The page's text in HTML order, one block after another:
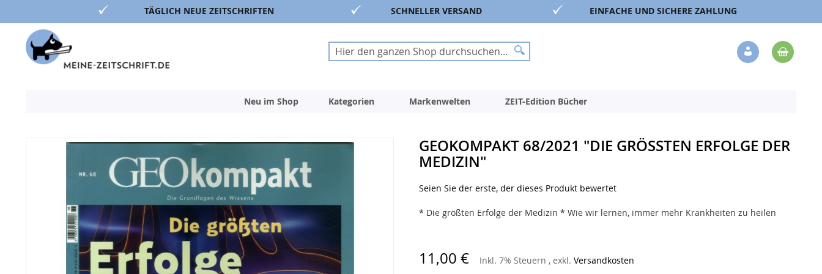
TÄGLICH NEUE ZEITSCHRIFTEN SCHNELLER VERSAND EINFACHE UND SICHERE ZAHLUNG
Suche
Suche
Inhalt
Veränderung
Neu im Shop Kategorien Markenwelten ZEIT-Edition Bücher
GEOKOMPAKT 68/2021 "DIE GRÖSSTEN ERFOLGE DER M
EDIZIN"
Seien Sie der erste, der dieses Produkt bewertet
* Die größten Erfolge der Medizin * Wie wir lernen, immer mehr Krankheiten zu heilen
11,00 € Inkl. 7% Steuern , exkl. Versandkosten